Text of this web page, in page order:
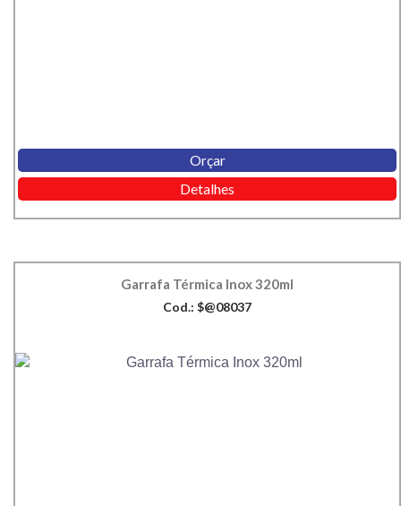
Orçar
Detalhes
Garrafa Térmica Inox 320ml
Cod.: $@08037